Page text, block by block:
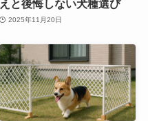
えと後悔しない犬種選び
2025年11月20日